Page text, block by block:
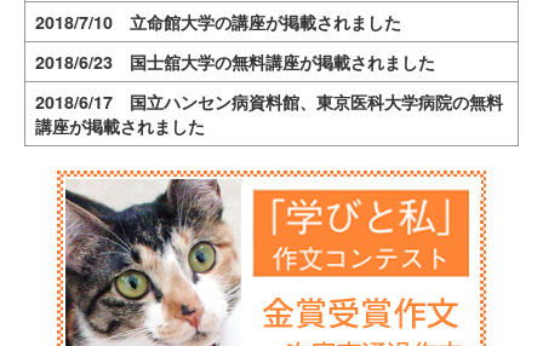
2018/7/10 立命館大学の講座が掲載されました
2018/6/23 国士舘大学の無料講座が掲載されました
2018/6/17 国立ハンセン病資料館、東京医科大学病院の無料
講座が掲載されました